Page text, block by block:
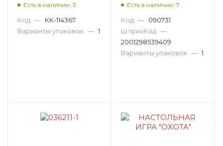
Есть в наличии: 3
Код — КК-114367
Варианты упаковок — 1
Есть в наличии: 7
Код — 090731
ШтрихКод —
2001298539409
Варианты упаковок — 1